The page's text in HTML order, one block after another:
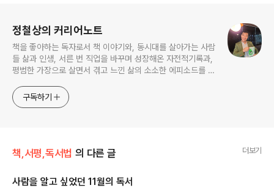
정철상의 커리어노트
책을 좋아하는 독자로서 책 이야기와, 동시대를 살아가는 사람
들 삶과 인생, 서른 번 직업을 바꾸며 성장해온 자전적기록과,
평범한 가장으로 살면서 겪고 느낀 삶의 소소한 에피소드를 전
고픈 커리어코치, 유튜브: 정교수의 인생수업
구독하기
책,서평,독서법 의 다른 글 더보기
사람을 알고 싶었던 11월의 독서